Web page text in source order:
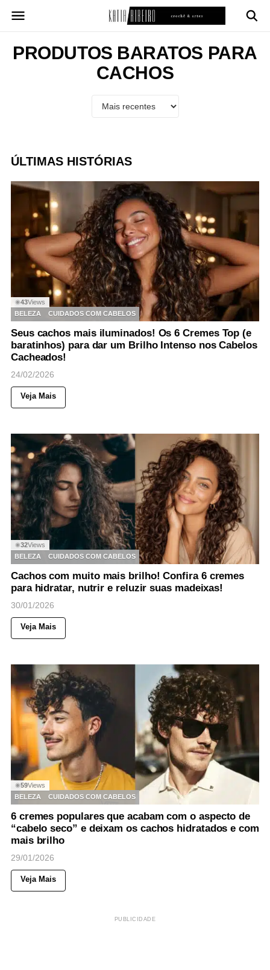
para
conteúdo
PRODUTOS BARATOS PARA
CACHOS
ÚLTIMAS HISTÓRIAS
◉43Views
BELEZA
CUIDADOS COM CABELOS
Seus cachos mais iluminados! Os 6 Cremes Top (e
baratinhos) para dar um Brilho Intenso nos Cabelos
Cacheados!
24/02/2026
Veja Mais
◉32Views
BELEZA
CUIDADOS COM CABELOS
Cachos com muito mais brilho! Confira 6 cremes
para hidratar, nutrir e reluzir suas madeixas!
30/01/2026
Veja Mais
◉59Views
BELEZA
CUIDADOS COM CABELOS
6 cremes populares que acabam com o aspecto de
“cabelo seco” e deixam os cachos hidratados e com
mais brilho
29/01/2026
Veja Mais
PUBLICIDADE